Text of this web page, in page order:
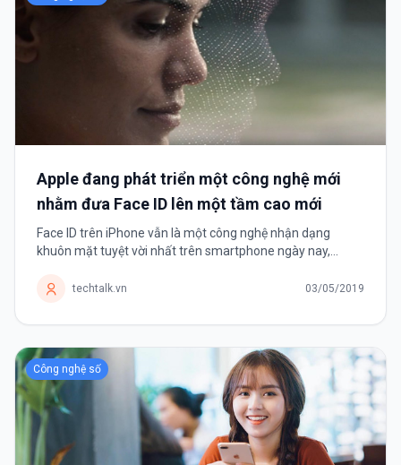
Apple đang phát triển một công nghệ mới
nhằm đưa Face ID lên một tầm cao mới
Face ID trên iPhone vẫn là một công nghệ nhận dạng
khuôn mặt tuyệt vời nhất trên smartphone ngày nay,
hoạt động trong công việc...
techtalk.vn 03/05/2019
Công nghệ số